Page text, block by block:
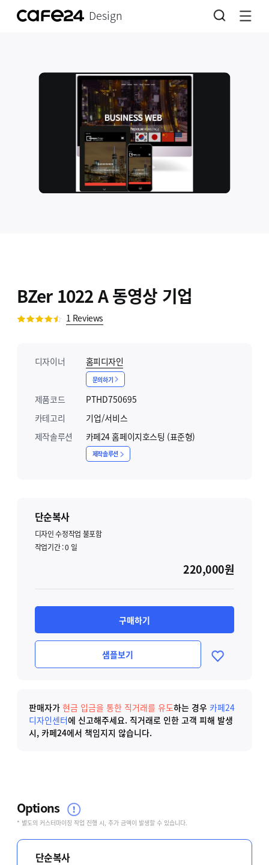
Design
Options
* 별도의 커스터마이징 작업 진행 시, 추가 금액이 발생할 수 있습니다.
단순복사
BZer 1022 A 동영상 기업
1 Reviews
디자이너 홈피디자인
문의하기
제품코드
PTHD750695
카테고리
기업/서비스
제작솔루션
카페24 홈페이지호스팅 (표준형)
제작솔루션
단순복사
디자인 수정작업 불포함
작업기간 :0 일
220,000원
구매하기
샘플보기
판매자가 현금 입금을 통한 직거래를 유도하는 경우 카페24
디자인센터에 신고해주세요. 직거래로 인한 고객 피해 발생
시, 카페24에서 책임지지 않습니다.